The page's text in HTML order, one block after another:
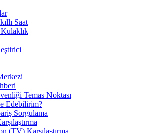
Saat
Temas Noktası
Edebilirim?
Sorgulama
(TV) Karşılaştırma